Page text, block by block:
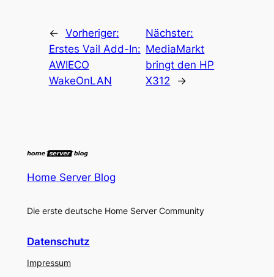
← Vorheriger:
Erstes Vail Add-In:
AWIECO
WakeOnLAN
Nächster:
MediaMarkt
bringt den HP
X312
→
Home Server Blog
Die erste deutsche Home Server Community
Datenschutz
Impressum